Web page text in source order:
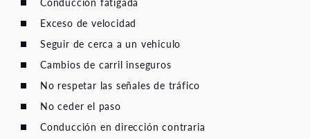
Exceso de velocidad
Seguir de cerca a un vehiculo
Cambios de carril inseguros
No respetar las señales de tráfico
No ceder el paso
Conducción en dirección contraria